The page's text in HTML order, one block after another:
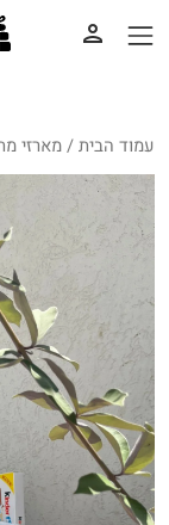
עמוד הבית/מארזי